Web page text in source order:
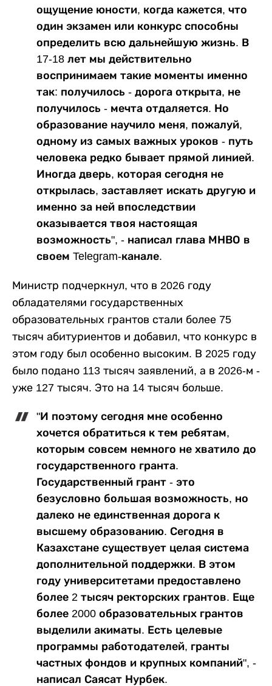
ощущение юности, когда кажется, что
один экзамен или конкурс способны
определить всю дальнейшую жизнь. В
17-18 лет мы действительно
воспринимаем такие моменты именно
так: получилось - дорога открыта, не
получилось - мечта отдаляется. Но
образование научило меня, пожалуй,
одному из самых важных уроков - путь
человека редко бывает прямой линией.
Иногда дверь, которая сегодня не
открылась, заставляет искать другую и
именно за ней впоследствии
оказывается твоя настоящая
возможность", - написал глава МНВО в
своем Telegram-канале.
Министр подчеркнул, что в 2026 году
обладателями государственных
образовательных грантов стали более 75
тысяч абитуриентов и добавил, что конкурс в
этом году был особенно высоким. В 2025 году
было подано 113 тысяч заявлений, а в 2026-м -
уже 127 тысяч. Это на 14 тысяч больше.
"И поэтому сегодня мне особенно
хочется обратиться к тем ребятам,
которым совсем немного не хватило до
государственного гранта.
Государственный грант - это
безусловно большая возможность, но
далеко не единственная дорога к
высшему образованию. Сегодня в
Казахстане существует целая система
дополнительной поддержки. В этом
году университетами предоставлено
более 2 тысяч ректорских грантов. Еще
более 2000 образовательных грантов
выделили акиматы. Есть целевые
программы работодателей, гранты
частных фондов и крупных компаний", -
написал Саясат Нурбек.